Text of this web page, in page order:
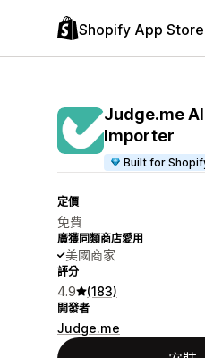
Shopify App Store
Judge.me
Importer
Built for
定價
免費
廣獲同類商店愛用
美國商家
評分
4.9 (183)
開發者
Judge.me